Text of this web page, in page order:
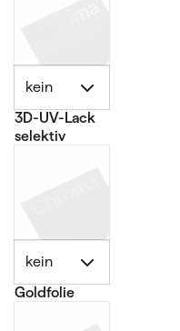
kein
3D-UV-Lack
selektiv
kein
Goldfolie